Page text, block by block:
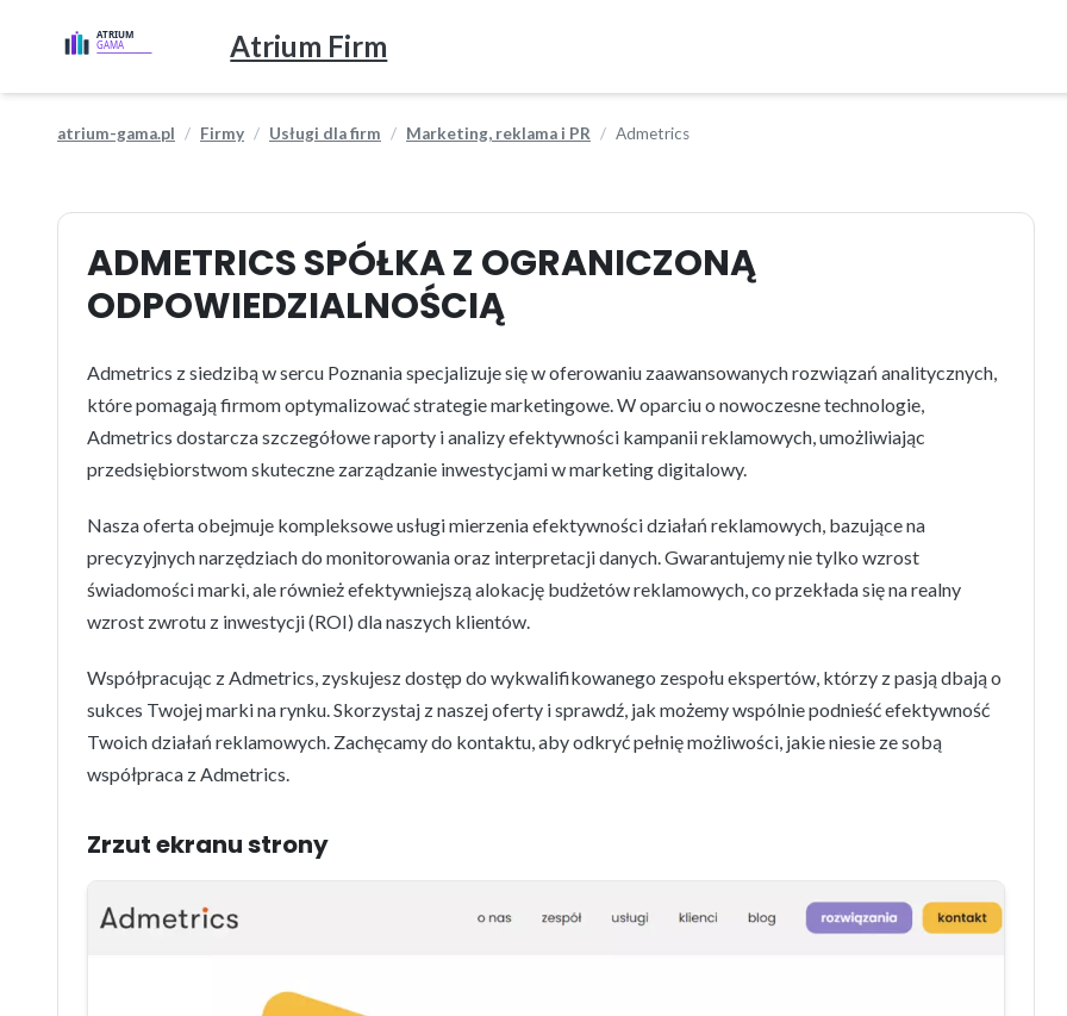
Atrium Firm
atrium-gama.pl Firmy Usługi dla firm Marketing, reklama i PR Admetrics
ADMETRICS SPÓŁKA Z OGRANICZONĄ
ODPOWIEDZIALNOŚCIĄ
Admetrics z siedzibą w sercu Poznania specjalizuje się w oferowaniu zaawansowanych rozwiązań analitycznych,
które pomagają firmom optymalizować strategie marketingowe. W oparciu o nowoczesne technologie,
Admetrics dostarcza szczegółowe raporty i analizy efektywności kampanii reklamowych, umożliwiając
przedsiębiorstwom skuteczne zarządzanie inwestycjami w marketing digitalowy.
Nasza oferta obejmuje kompleksowe usługi mierzenia efektywności działań reklamowych, bazujące na
precyzyjnych narzędziach do monitorowania oraz interpretacji danych. Gwarantujemy nie tylko wzrost
świadomości marki, ale również efektywniejszą alokację budżetów reklamowych, co przekłada się na realny
wzrost zwrotu z inwestycji (ROI) dla naszych klientów.
Współpracując z Admetrics, zyskujesz dostęp do wykwalifikowanego zespołu ekspertów, którzy z pasją dbają o
sukces Twojej marki na rynku. Skorzystaj z naszej oferty i sprawdź, jak możemy wspólnie podnieść efektywność
Twoich działań reklamowych. Zachęcamy do kontaktu, aby odkryć pełnię możliwości, jakie niesie ze sobą
współpraca z Admetrics.
Zrzut ekranu strony